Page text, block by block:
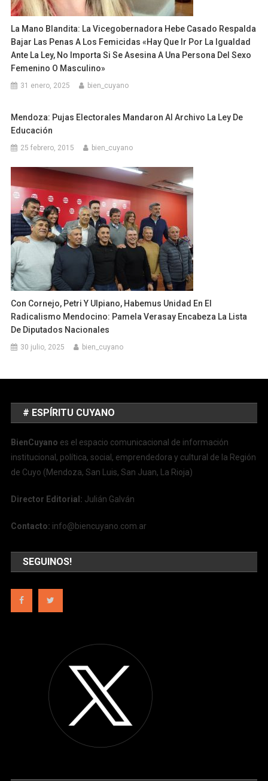
La Mano Blandita: La Vicegobernadora Hebe Casado Respalda
Bajar Las Penas A Los Femicidas «Hay Que Ir Por La Igualdad
Ante La Ley, No Importa Si Se Asesina A Una Persona Del Sexo
Femenino O Masculino»
31 enero, 2025 bien_cuyano
Mendoza: Pujas Electorales Mandaron Al Archivo La Ley De
Educación
25 febrero, 2015 bien_cuyano
Con Cornejo, Petri Y Ulpiano, Habemus Unidad En El
Radicalismo Mendocino: Pamela Verasay Encabeza La Lista
De Diputados Nacionales
30 julio, 2025 bien_cuyano
# ESPÍRITU CUYANO
BienCuyano es el espacio comunicacional de información
institucional, política, social, emprendedora y cultural de la Región
de Cuyo (Mendoza, San Luis, San Juan, La Rioja)
Director Editorial: Julián Galván
Contacto: info@biencuyano.com.ar
SEGUINOS!